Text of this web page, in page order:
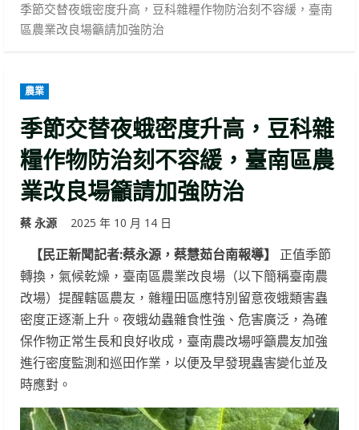
季節交替夜蛾密度升高，豆科雜糧作物防治刻不容緩，臺南
區農業改良場籲請加強防治
農業
季節交替夜蛾密度升高，豆科雜
糧作物防治刻不容緩，臺南區農
業改良場籲請加強防治
蔡 永源 2025 年 10 月 14 日
【民正新聞記者:蔡永源，蔡慧茹台南報導】
正值季節
轉換，氣候乾燥，臺南區農業改良場（以下簡稱臺南農
改場）提醒轄區農友，雜糧田區應特別留意夜蛾類害蟲
密度正逐漸上升。夜蛾幼蟲雜食性強、危害廣泛，為確
保作物正常生長和良好收成，臺南農改場呼籲農友加強
進行密度監測和巡田作業，以便及早發現蟲害變化並及
時應對。